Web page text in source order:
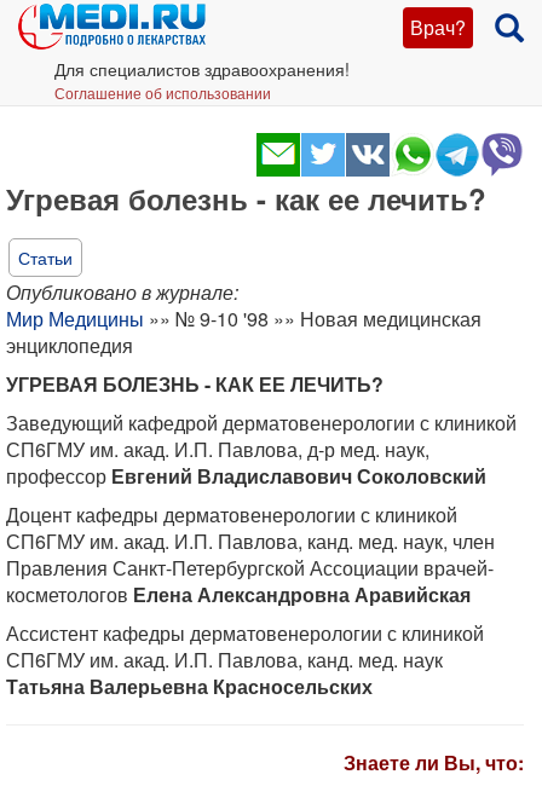
Врач?
Для специалистов здравоохранения!
Соглашение об использовании
Угревая болезнь - как ее лечить?
Статьи
Опубликовано в журнале:
Мир Медицины »» № 9-10 '98 »» Новая медицинская
энциклопедия
УГРЕВАЯ БОЛЕЗНЬ - КАК ЕЕ ЛЕЧИТЬ?
Заведующий кафедрой дерматовенерологии с клиникой
СП6ГМУ им. акад. И.П. Павлова, д-р мед. наук,
профессор Евгений Владиславович Соколовский
Доцент кафедры дерматовенерологии с клиникой
СП6ГМУ им. акад. И.П. Павлова, канд. мед. наук, член
Правления Санкт-Петербургской Ассоциации врачей-
косметологов Елена Александровна Аравийская
Ассистент кафедры дерматовенерологии с клиникой
СП6ГМУ им. акад. И.П. Павлова, канд. мед. наук
Татьяна Валерьевна Красносельских
Знаете ли Вы, что: